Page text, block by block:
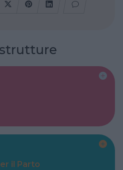
il Parto